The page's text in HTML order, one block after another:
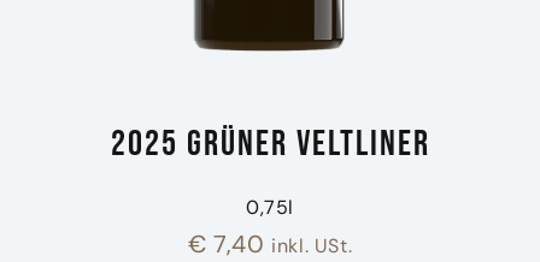
2025 Grüner Veltliner
0,75l
€ 7,40 inkl. USt.